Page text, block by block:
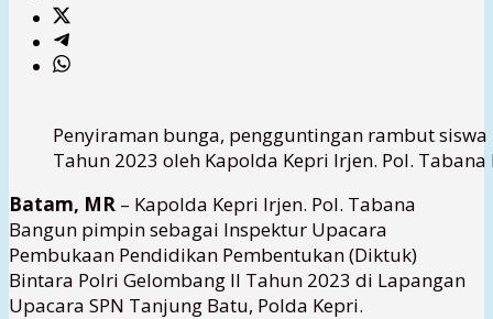
Penyiraman bunga, pengguntingan rambut
Tahun 2023 oleh Kapolda Kepri Irjen. Pol.
Batam, MR – Kapolda Kepri Irjen. Pol. Tabana
Bangun pimpin sebagai Inspektur Upacara
Pembukaan Pendidikan Pembentukan (Diktuk)
Bintara Polri Gelombang II Tahun 2023 di Lapangan
Upacara SPN Tanjung Batu, Polda Kepri.